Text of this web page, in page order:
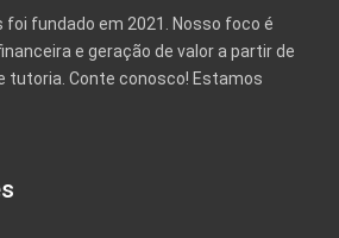
foi fundado em 2021. Nosso foco é
e geração de valor a partir de
tutoria. Conte conosco! Estamos